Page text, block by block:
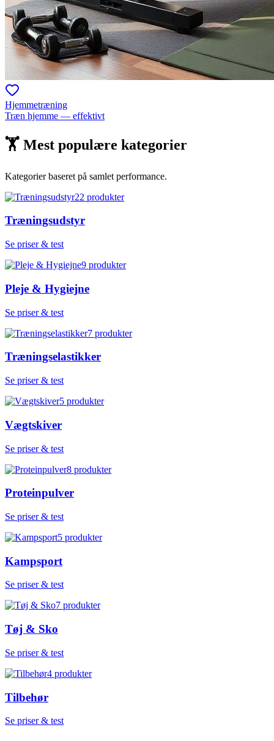
Hjemmetræning
Træn hjemme — effektivt
🏋 Mest populære kategorier
Kategorier baseret på samlet performance.
22 produkter
Træningsudstyr
Se priser & test
9 produkter
Pleje & Hygiejne
Se priser & test
7 produkter
Træningselastikker
Se priser & test
5 produkter
Vægtskiver
Se priser & test
8 produkter
Proteinpulver
Se priser & test
5 produkter
Kampsport
Se priser & test
7 produkter
Tøj & Sko
Se priser & test
4 produkter
Tilbehør
Se priser & test